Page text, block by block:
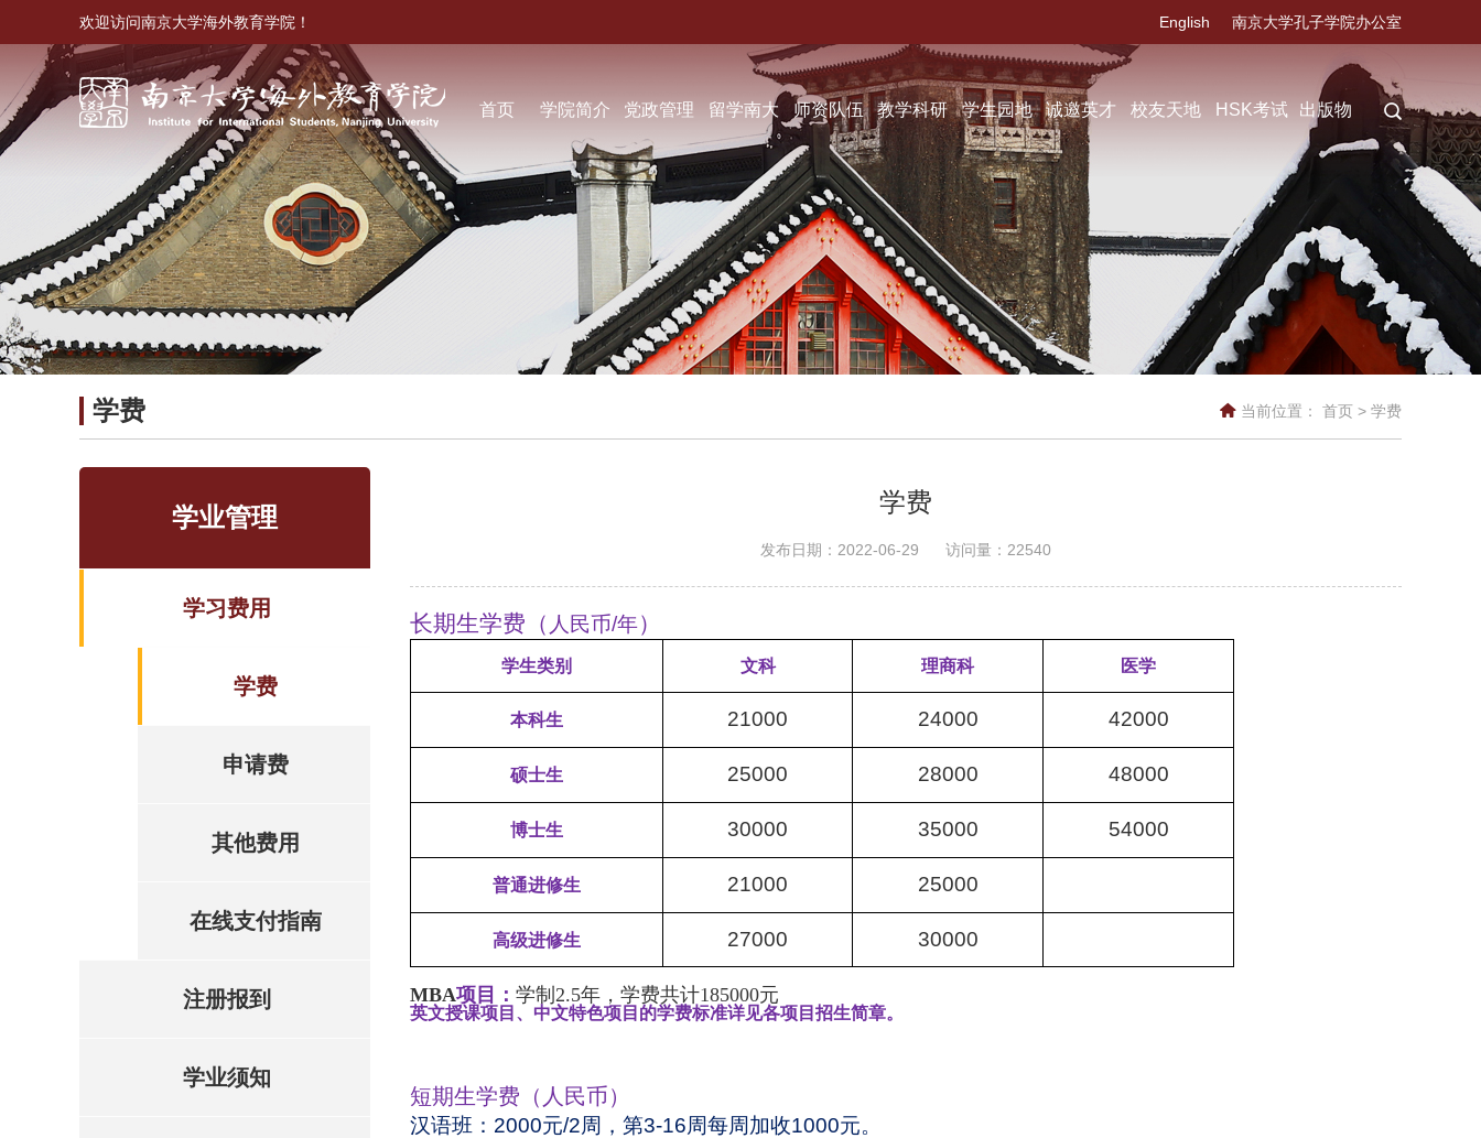
欢迎访问南京大学海外教育学院！ English 南京大学孔子学院办公室
首页 学院简介 党政管理 留学南大 师资队伍 教学科研 学生园地 诚邀英才 校友天地 HSK考试 出版物
学费 当前位置： 首页 > 学费
学业管理
学习费用
学费
申请费
其他费用
在线支付指南
注册报到
学业须知
学费
发布日期：2022-06-29 访问量： 22540
长期生学费（ 人民币/年）
学生类别 文科 理商科 医学
本科生 21000 24000 42000
硕士生 25000 28000 48000
博士生 30000 35000 54000
普通进修生 21000 25000
高级进修生 27000 30000
MBA项目： 学制 2.5年，学费共计185000元
英文授课项目、中文特色项目的学费标准详见各项目招生简章。
短期生学费（人民币）
汉语班： 2000元/2周，第3-16周每周加收1000元。